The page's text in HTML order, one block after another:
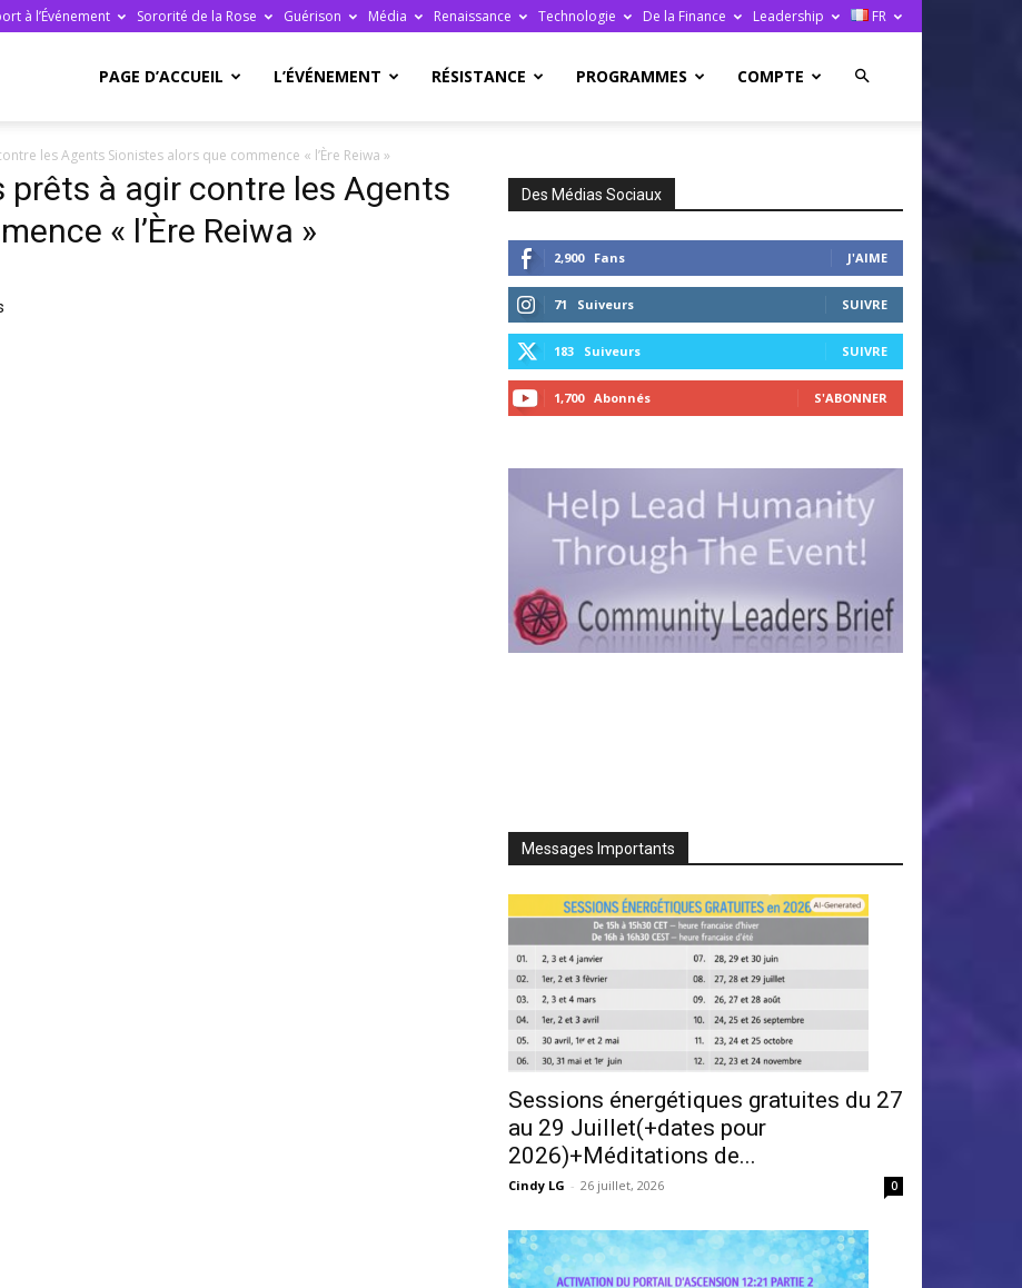
à l’Événement Sororité de la Rose Guérison Média Renaissance Technologie De la Finance Leadership FR
PAGE D’ACCUEIL L’ÉVÉNEMENT RÉSISTANCE PROGRAMMES COMPTE
les Agents Sionistes alors que commence « l’Ère Reiwa »
prêts à agir contre les Agents
« l’Ère Reiwa »
Des Médias Sociaux
2,900 Fans J'AIME
71 Suiveurs SUIVRE
183 Suiveurs SUIVRE
1,700 Abonnés S'ABONNER
Messages Importants
Sessions énergétiques gratuites du 27
au 29 Juillet(+dates pour
2026)+Méditations de...
Cindy LG - 26 juillet, 2026 0